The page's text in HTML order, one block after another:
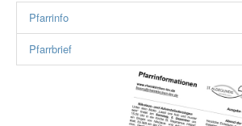
Seelsorge
Kirchorte
Pfarrinfo
Pfarrbrief